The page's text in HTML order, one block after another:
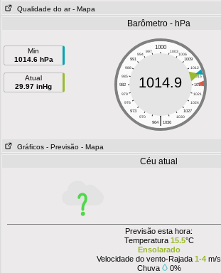
Qualidade do ar - Mapa
Barômetro - hPa
Min
1014.6 hPa
Atual
29.97 inHg
1000
997 1003
994
1006
991
1009
988
1012
985
1015
982
1018
979
1021
976
1024
973
1027
970
1030
|
964 1036
1014.9
Gráficos - Previsão - Mapa
Céu atual
Previsão esta hora:
Temperatura 15.5°C
Ensolarado
Velocidade do vento-Rajada 1-4 m/s
Chuva
0%